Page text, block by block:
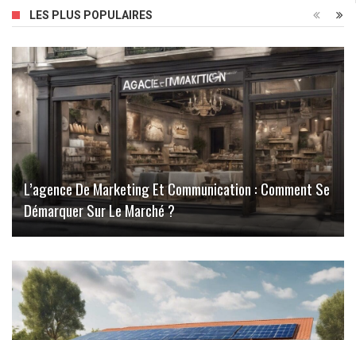
LES PLUS POPULAIRES
L’agence De Marketing Et Communication : Comment Se
Démarquer Sur Le Marché ?